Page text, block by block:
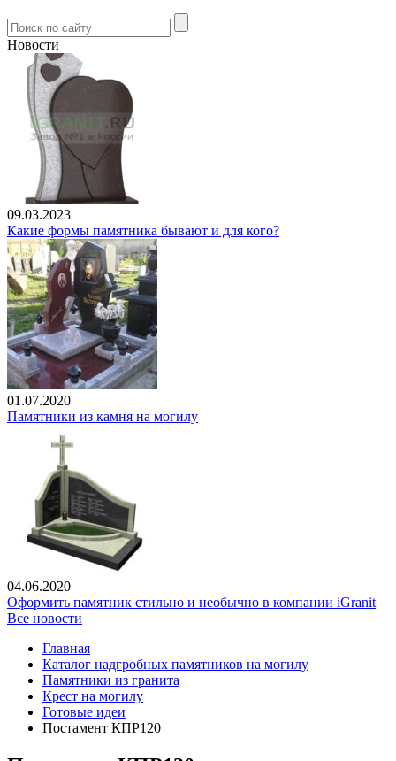
Новости
09.03.2023
Какие формы памятника бывают и для кого?
01.07.2020
Памятники из камня на могилу
04.06.2020
Оформить памятник стильно и необычно в компании iGranit
Все новости
Главная
Каталог надгробных памятников на могилу
Памятники из гранита
Крест на могилу
Готовые идеи
Постамент КПР120